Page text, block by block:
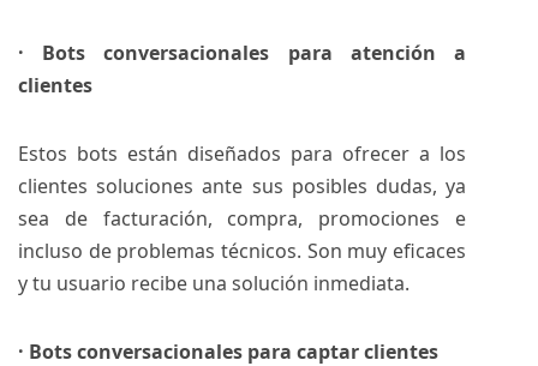
· Bots conversacionales para atención a
clientes
Estos bots están diseñados para ofrecer a los
clientes soluciones ante sus posibles dudas, ya
sea de facturación, compra, promociones e
incluso de problemas técnicos. Son muy eficaces
y tu usuario recibe una solución inmediata.
· Bots conversacionales para captar clientes